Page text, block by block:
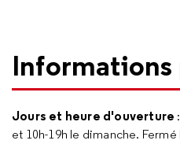
Jours et heure d'ouverture
et 10h-19h le dimanche.